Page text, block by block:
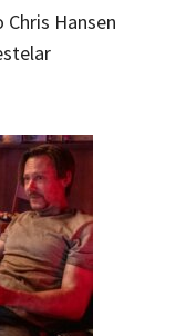
Hansen